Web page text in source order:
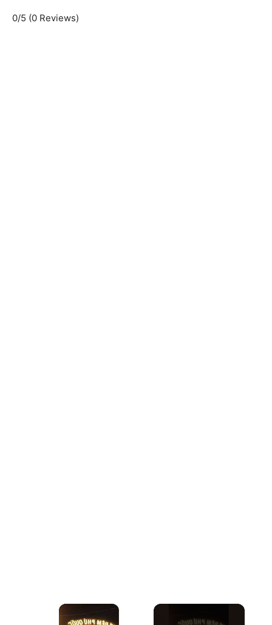
0/5 (0 Reviews)
×